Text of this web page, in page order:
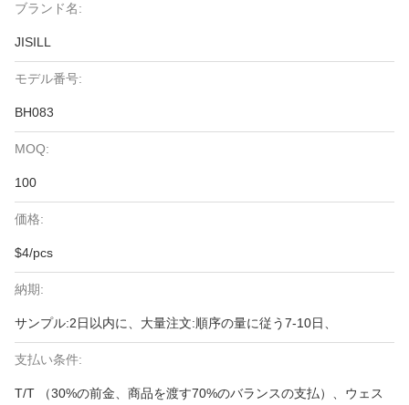
ブランド名:
JISILL
モデル番号:
BH083
MOQ:
100
価格:
$4/pcs
納期:
サンプル:2日以内に、大量注文:順序の量に従う7-10日、
支払い条件:
T/T （30%の前金、商品を渡す70%のバランスの支払）、ウェス